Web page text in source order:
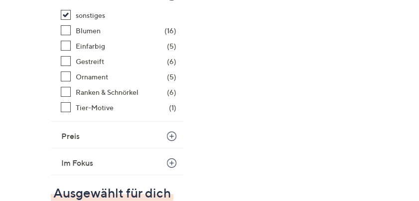
sonstiges
Blumen
(16)
Einfarbig
(5)
Gestreift
(6)
Ornament
(5)
Ranken & Schnörkel
(6)
Tier-Motive
(1)
Preis
Im Fokus
Ausgewählt für dich